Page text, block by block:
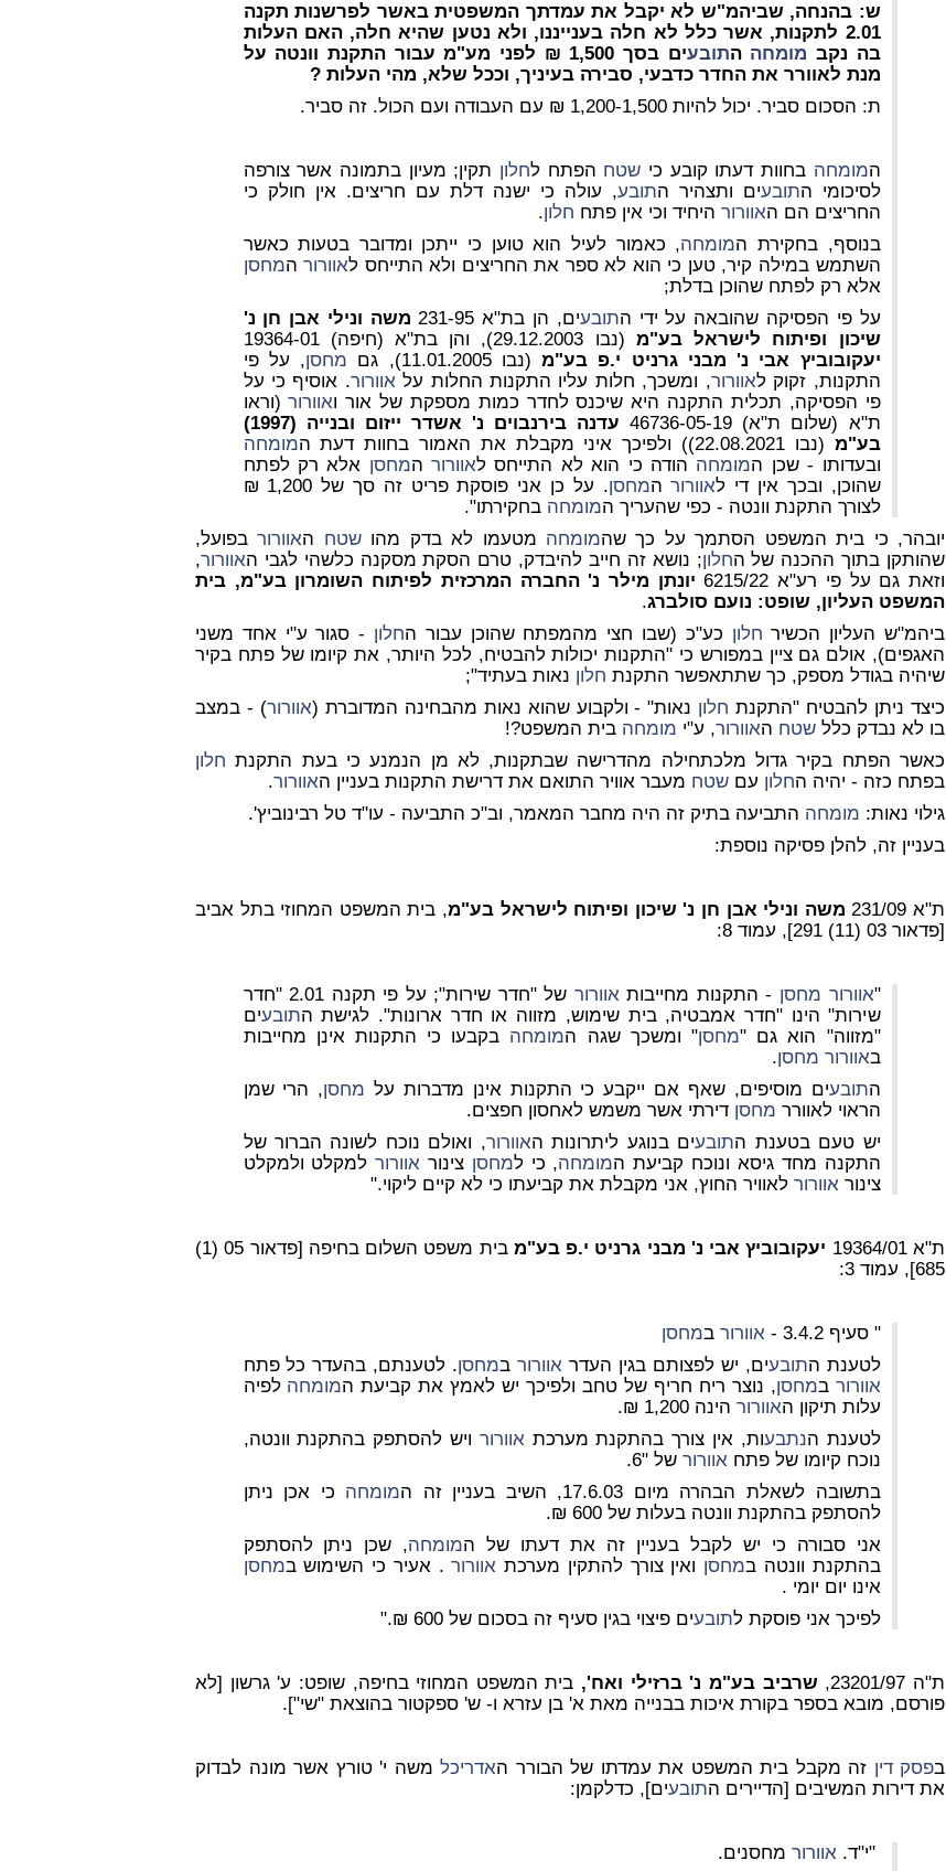
ש: בהנחה, שביהמ"ש לא יקבל את עמדתך המשפטית באשר לפרשנות תקנה
2.01 לתקנות, אשר כלל לא חלה בענייננו, ולא נטען שהיא חלה, האם העלות
בה נקב מומחה התובע
ים בסך 1,500 ₪ לפני מע"מ עבור התקנת וונטה על
מנת לאוורר את החדר כדבעי, סבירה בעיניך, וככל שלא, מהי העלות ?
ת: הסכום סביר. יכול להיות 1,200-1,500 ₪ עם העבודה ועם הכול. זה סביר.
המומחה בחוות דעתו קובע כי שטח הפתח לחלון תקין; מעיון בתמונה אשר צורפה
לסיכומי התובעים ותצהיר התובע, עולה כי ישנה דלת עם חריצים. אין חולק כי
החריצים הם האוורור היחיד וכי אין פתח חלון.
בנוסף, בחקירת המומחה, כאמור לעיל הוא טוען כי ייתכן ומדובר בטעות כאשר
השתמש במילה קיר, טען כי הוא לא ספר את החריצים ולא התייחס לאוורורהמחסן
אלא רק לפתח שהוכן בדלת;
על פי הפסיקה שהובאה על ידי התובעים, הן בת"א 231-95
משה ונילי אבן חן נ'
שיכון ופיתוח לישראל בע"מ (נבו 29.12.2003), והן בת"א (חיפה) 19364-01
יעקובוביץ אבי נ' מבני גרניט י.פ בע"מ (נבו 11.01.2005), גם מחסן, על פי
התקנות, זקוק לאוורור, ומשכך, חלות עליו התקנות החלות עלאוורור. אוסיף כי על
פי הפסיקה, תכלית התקנה היא שיכנס לחדר כמות מספקת של אור ואוורור(וראו
ת"א (שלום ת"א) 46736-05-19
עדנה בירנבוים נ' אשדר ייזום ובנייה (1997)
בע"מ (נבו 22.08.2021)) ולפיכך איני מקבלת את האמור בחוות דעת ה
מומחה
ובעדותו - שכן המומחה הודה כי הוא לא התייחס לאוורורהמחסן אלא רק לפתח
שהוכן, ובכך אין די לאוורורהמחסן
. על כן אני פוסקת פריט זה סך של 1,200 ₪
לצורך התקנת וונטה - כפי שהעריך המומחה בחקירתו".
יובהר, כי בית המשפט הסתמך על כך שהמומחה מטעמו לא בדק מהושטח האוורורבפועל,
שהותקן בתוך ההכנה של החלון; נושא זה חייב להיבדק, טרם הסקת מסקנה כלשהי לגבי האוורור,
וזאת גם על פי רע"א 6215/22
יונתן מילר נ' החברה המרכזית לפיתוח השומרון בע"מ, בית
המשפט העליון, שופט: נועם סולברג.
ביהמ"ש העליון הכשיר חלון כע"כ (שבו חצי מהמפתח שהוכן עבור החלון - סגור ע"י אחד משני
האגפים), אולם גם ציין במפורש כי "התקנות יכולות להבטיח, לכל היותר, את קיומו של פתח בקיר
שיהיה בגודל מספק, כך שתתאפשר התקנת חלון נאות בעתיד";
כיצד ניתן להבטיח "התקנת חלון נאות" - ולקבוע שהוא נאות מהבחינה המדוברת (אוורור) - במצב
בו לא נבדק כלל שטח האוורור, ע"י מומחה בית המשפט?!
כאשר הפתח בקיר גדול מלכתחילה מהדרישה שבתקנות, לא מן הנמנע כי בעת התקנת חלון
בפתח כזה - יהיה החלון עם שטח מעבר אוויר התואם את דרישת התקנות בעניין האוורור.
גילוי נאות: מומחה התביעה בתיק זה היה מחבר המאמר, וב"כ התביעה - עו"ד טל רבינוביץ'.
בעניין זה, להלן פסיקה נוספת:
ת"א 231/09 משה ונילי אבן חן נ' שיכון ופיתוח לישראל בע"מ, בית המשפט המחוזי בתל אביב
[פדאור 03 (11) 291], עמוד 8:
"אוורור מחסן - התקנות מחייבותאוורור
של "חדר שירות"; על פי תקנה 2.01 "חדר
שירות" הינו "חדר אמבטיה, בית שימוש, מזווה או חדר ארונות". לגישת התובעים
"מזווה" הוא גם "מחסן" ומשכך שגה המומחה בקבעו כי התקנות אינן מחייבות
באוורור מחסן.
התובעים מוסיפים, שאף אם ייקבע כי התקנות אינן מדברות על מחסן, הרי שמן
הראוי לאוורר מחסן דירתי אשר משמש לאחסון חפצים.
יש טעם בטענת התובעים בנוגע ליתרונות האוורור, ואולם נוכח לשונה הברור של
התקנה מחד גיסא ונוכח קביעת המומחה, כי למחסן צינור אוורורלמקלט ולמקלט
צינוראוורור לאוויר החוץ, אני מקבלת את קביעתו כי לא קיים ליקוי."
ת"א 19364/01 יעקובוביץ אבי נ' מבני גרניט י.פ בע"מ
בית משפט השלום בחיפה [פדאור 05 (1)
685], עמוד 3:
" סעיף 3.4.2 - אוורור במחסן
לטענת התובעים, יש לפצותם בגין העדר אוורורבמחסן. לטענתם, בהעדר כל פתח
אוורור במחסן, נוצר ריח חריף של טחב ולפיכך יש לאמץ את קביעת המומחה לפיה
עלות תיקון האוורור הינה 1,200 ₪.
לטענת הנתבעות, אין צורך בהתקנת מערכתאוורור ויש להסתפק בהתקנת וונטה,
נוכח קיומו של פתחאוורור של "6.
בתשובה לשאלת הבהרה מיום 17.6.03, השיב בעניין זה ה
מומחה כי אכן ניתן
להסתפק בהתקנת וונטה בעלות של 600 ₪.
אני סבורה כי יש לקבל בעניין זה את דעתו של המומחה, שכן ניתן להסתפק
בהתקנת וונטה במחסן ואין צורך להתקין מערכת אוורור. אעיר כי השימוש במחסן
אינו יום יומי .
לפיכך אני פוסקת לתובעים פיצוי בגין סעיף זה בסכום של 600 ₪."
ת"ה 23201/97, שרביב בע"מ נ' ברזילי ואח', בית המשפט המחוזי בחיפה, שופט: ע' גרשון [לא
פורסם, מובא בספר בקורת איכות בבנייה מאת א' בן עזרא ו- ש' ספקטור בהוצאת "שי"].
בפסק דין זה מקבל בית המשפט את עמדתו של הבורר האדריכל משה י' טורץ אשר מונה לבדוק
את דירות המשיבים [הדיירים התובעים], כדלקמן:
"י"ד.אוורור מחסנים.